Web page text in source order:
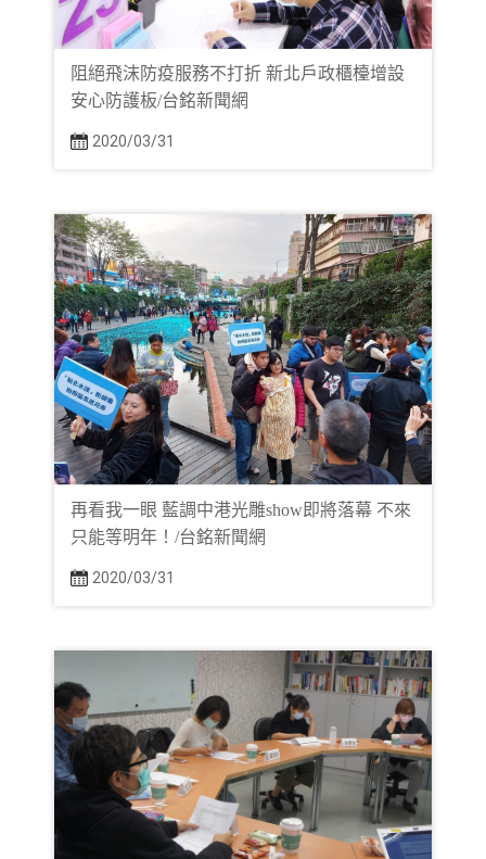
阻絕飛沫防疫服務不打折 新北戶政櫃檯增設
安心防護板/台銘新聞網
2020/03/31
再看我一眼 藍調中港光雕show即將落幕 不來
只能等明年！/台銘新聞網
2020/03/31